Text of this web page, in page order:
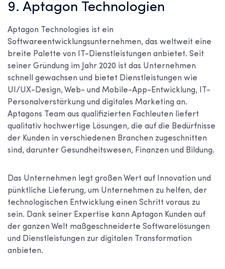
9. Aptagon Technologien
Aptagon Technologies ist ein
Softwareentwicklungsunternehmen, das weltweit eine
breite Palette von IT-Dienstleistungen anbietet. Seit
seiner Gründung im Jahr 2020 ist das Unternehmen
schnell gewachsen und bietet Dienstleistungen wie
UI/UX-Design, Web- und Mobile-App-Entwicklung, IT-
Personalverstärkung und digitales Marketing an.
Aptagons Team aus qualifizierten Fachleuten liefert
qualitativ hochwertige Lösungen, die auf die Bedürfnisse
der Kunden in verschiedenen Branchen zugeschnitten
sind, darunter Gesundheitswesen, Finanzen und Bildung.
Das Unternehmen legt großen Wert auf Innovation und
pünktliche Lieferung, um Unternehmen zu helfen, der
technologischen Entwicklung einen Schritt voraus zu
sein. Dank seiner Expertise kann Aptagon Kunden auf
der ganzen Welt maßgeschneiderte Softwarelösungen
und Dienstleistungen zur digitalen Transformation
anbieten.